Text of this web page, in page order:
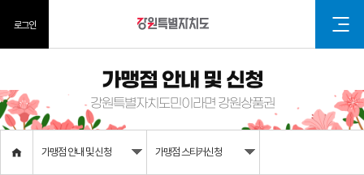
로그인
가맹점 안내 및 신청
강원특별자치도민이라면 강원상품권
가맹점 안내 및 신청 가맹점 스티커신청